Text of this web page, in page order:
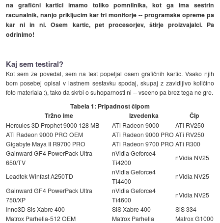
na grafični kartici imamo toliko pomnilnika, kot ga ima sestrin
računalnik, nanjo priključim kar tri monitorje -- programske opreme pa
kar ni in ni. Osem kartic, pet procesorjev, štirje proizvajalci. Pa
odrinimo!
Kaj sem testiral?
Kot sem že povedal, sem na test popeljal osem grafičnih kartic. Vsako njih
bom posebej opisal v lastnem sestavku spodaj, skupaj z zavidljivo količino
foto materiala :), tako da skrbi o suhoparnosti ni -- vseeno pa brez tega ne gre.
Tabela 1: Pripadnost čipom
Tržno ime
Izvedenka Čip
Hercules 3D Prophet 9000 128 MB ATi Radeon 9000
ATi RV250
ATi Radeon 9000 PRO OEM
ATi Radeon 9000 PRO ATi RV250
Gigabyte Maya II R9700 PRO
ATi Radeon 9700 PRO ATi R300
Gainward GF4 PowerPack Ultra
650/TV
nVidia Geforce4
Ti4200
nVidia NV25
Leadtek Winfast A250TD
nVidia Geforce4
Ti4400
nVidia NV25
Gainward GF4 PowerPack Ultra
750/XP
nVidia Geforce4
Ti4600
nVidia NV25
Inno3D Sis Xabre 400
SiS Xabre 400
SiS 334
Matrox Parhelia-512 OEM
Matrox Parhelia Matrox G1000